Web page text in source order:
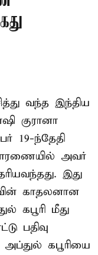
வந்த இந்திய
குரானா
19-ந்தேதி
அவர்
இது
காதலனான
கபூரி மீது
பதிவு
கபூரியை